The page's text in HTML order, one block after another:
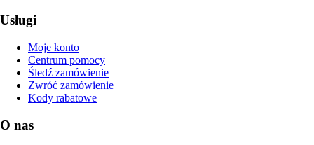
Usługi
Moje konto
Centrum pomocy
Śledź zamówienie
Zwróć zamówienie
Kody rabatowe
O nas